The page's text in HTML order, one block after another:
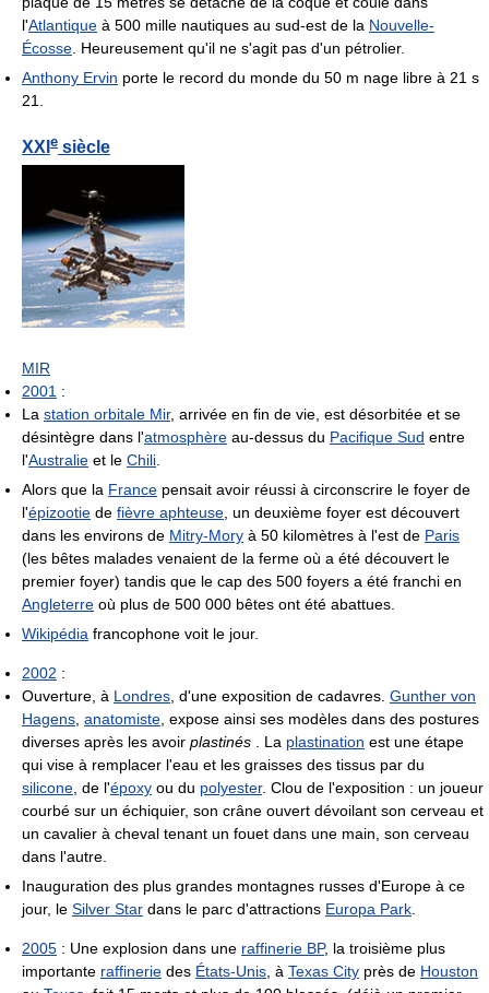
l'Atlantique à 500 mille nautiques au sud-est de la Nouvelle-
Écosse. Heureusement qu'il ne s'agit pas d'un pétrolier.
Anthony Ervin porte le record du monde du 50 m nage libre à 21 s
21.
XXI e siècle
MIR
2001 :
La station orbitale Mir, arrivée en fin de vie, est désorbitée et se
désintègre dans l'atmosphère au-dessus du Pacifique Sud entre
l'Australie et le Chili
Alors que la France pensait avoir réussi à circonscrire le foyer de
l'épizootie de fièvre aphteuse , un deuxième foyer est découvert
dans les environs de Mitry-Mory à 50 kilomètres à l'est de Paris
(les bêtes malades venaient de la ferme où a été découvert le
premier foyer) tandis que le cap des 500 foyers a été franchi en
Angleterre où plus de 500 000 bêtes ont été abattues.
Wikipédia francophone voit le jour.
2002 :
Ouverture, à Londres , d'une exposition de cadavres. Gunther von
Hagens anatomiste , expose ainsi ses modèles dans des postures
diverses après les avoir plastinés . La plastination est une étape
qui vise à remplacer l'eau et les graisses des tissus par du
silicone , de l'époxy ou du polyester. Clou de l'exposition : un joueur
courbé sur un échiquier, son crâne ouvert dévoilant son cerveau et
un cavalier à cheval tenant un fouet dans une main, son cerveau
dans l'autre.
Inauguration des plus grandes montagnes russes d'Europe à ce
jour, le Silver Star dans le parc d'attractions Europa Park
2005 : Une explosion dans une raffinerie BP, la troisième plus
importante raffinerie des États-Unis , à Texas City près de Houston